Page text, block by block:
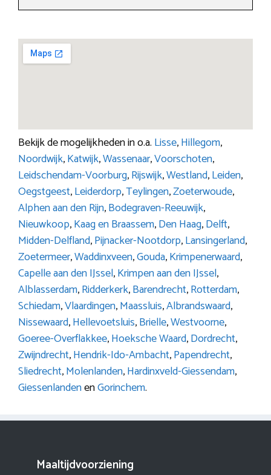
Bekijk de mogelijkheden in o.a. Lisse,Hillegom,
Noordwijk,Katwijk,Wassenaar,Voorschoten,
Leidschendam-Voorburg,Rijswijk,Westland,Leiden,
Oegstgeest,Leiderdorp,Teylingen,Zoeterwoude,
Alphen aan den Rijn,Bodegraven-Reeuwijk,
Nieuwkoop,Kaag en Braassem,Den Haag,Delft,
Midden-Delfland,Pijnacker-Nootdorp,Lansingerland,
Zoetermeer,Waddinxveen,Gouda,Krimpenerwaard,
Capelle aan den IJssel,Krimpen aan den IJssel,
Alblasserdam,Ridderkerk,Barendrecht,Rotterdam,
Schiedam,Vlaardingen,Maassluis,Albrandswaard,
Nissewaard,Hellevoetsluis,Brielle,Westvoorne,
Goeree-Overflakkee,Hoeksche Waard,Dordrecht,
Zwijndrecht,Hendrik-Ido-Ambacht,Papendrecht,
Sliedrecht,Molenlanden,Hardinxveld-Giessendam,
GiessenlandenenGorinchem.
Maaltijdvoorziening